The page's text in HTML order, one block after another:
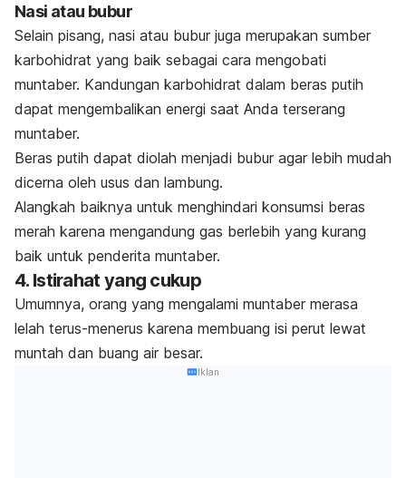
Nasi atau bubur
Selain pisang, nasi atau bubur juga merupakan sumber
karbohidrat yang baik sebagai cara mengobati
muntaber. Kandungan karbohidrat dalam beras putih
dapat mengembalikan energi saat Anda terserang
muntaber.
Beras putih dapat diolah menjadi bubur agar lebih mudah
dicerna oleh usus dan lambung.
Alangkah baiknya untuk menghindari konsumsi beras
merah karena mengandung gas berlebih yang kurang
baik untuk penderita muntaber.
4. Istirahat yang cukup
Umumnya, orang yang mengalami muntaber merasa
lelah terus-menerus karena membuang isi perut lewat
muntah dan buang air besar.
Iklan